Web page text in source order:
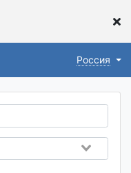
Россия